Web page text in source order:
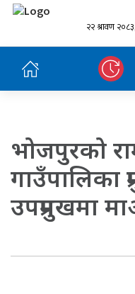
२२ श्रावण
भोजपुरको
गाउँपालिका
उपप्रमुखमा